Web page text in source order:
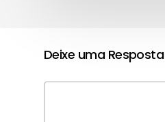
Deixe uma Resposta